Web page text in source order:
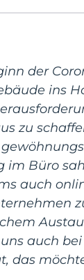
der
ins
zu
im Büro
auch
auch
das